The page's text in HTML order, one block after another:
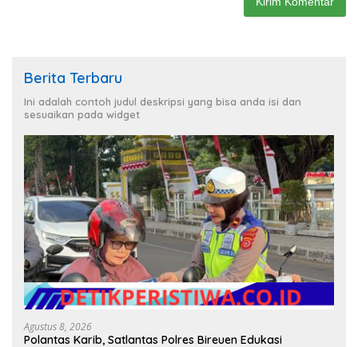
Berita Terbaru
Ini adalah contoh judul deskripsi yang bisa anda isi dan
sesuaikan pada widget
Agustus 8, 2026
Polantas Karib, Satlantas Polres Bireuen Edukasi